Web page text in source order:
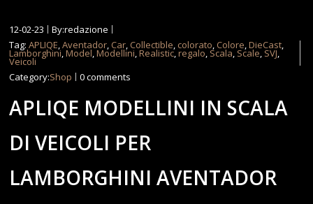
12-02-23
By:redazione
Tag:APLIQE,Aventador, Car, Collectible, colorato, Colore,DieCast,
Lamborghini,Model,Modellini,Realistic,regalo, Scala, Scale, SVJ,
Veicoli
Category:Shop 0 comments
APLIQE MODELLINI IN SCALA
DI VEICOLI PER
LAMBORGHINI AVENTADOR